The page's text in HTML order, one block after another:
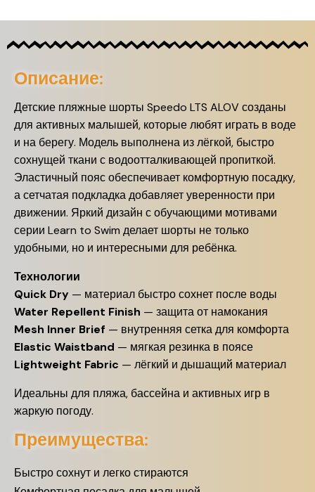
Описание:
Детские пляжные шорты Speedo LTS ALOV созданы
для активных малышей, которые любят играть в воде
и на берегу. Модель выполнена из лёгкой, быстро
сохнущей ткани с водоотталкивающей пропиткой.
Эластичный пояс обеспечивает комфортную посадку,
а сетчатая подкладка добавляет уверенности при
движении. Яркий дизайн с обучающими мотивами
серии Learn to Swim делает шорты не только
удобными, но и интересными для ребёнка.
Технологии
Quick Dry — материал быстро сохнет после воды
Water Repellent Finish — защита от намокания
Mesh Inner Brief — внутренняя сетка для комфорта
Elastic Waistband — мягкая резинка в поясе
Lightweight Fabric — лёгкий и дышащий материал
Идеальны для пляжа, бассейна и активных игр в
жаркую погоду.
Преимущества:
Быстро сохнут и легко стираются